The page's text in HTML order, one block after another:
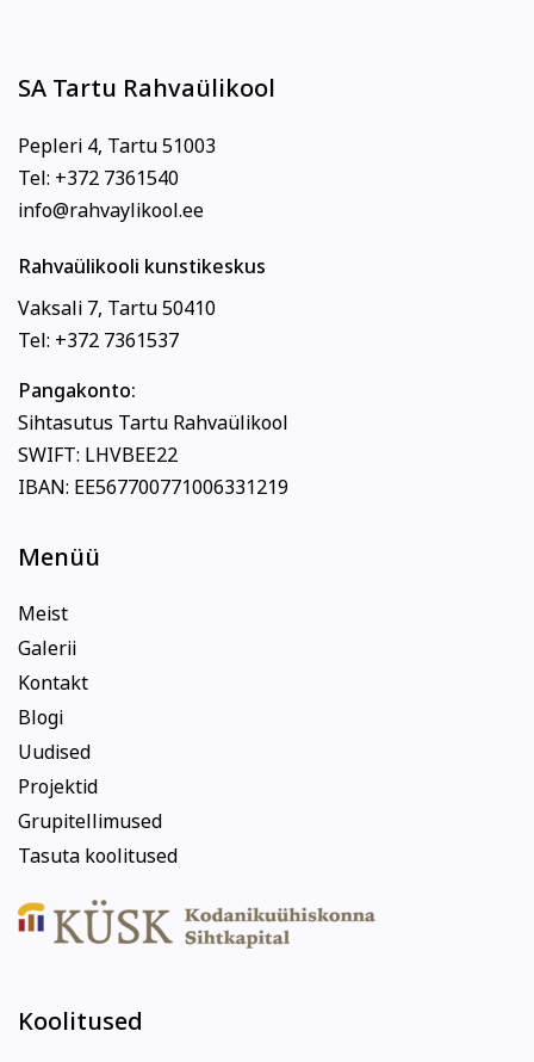
SA Tartu Rahvaülikool
Pepleri 4, Tartu 51003
Tel: +372 7361540
info@rahvaylikool.ee
Rahvaülikooli kunstikeskus
Vaksali 7, Tartu 50410
Tel: +372 7361537
Pangakonto:
Sihtasutus Tartu Rahvaülikool
SWIFT: LHVBEE22
IBAN: EE567700771006331219
Menüü
Meist
Galerii
Kontakt
Blogi
Uudised
Projektid
Grupitellimused
Tasuta koolitused
Koolitused